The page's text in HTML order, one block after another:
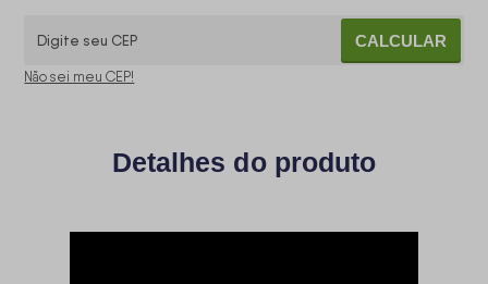
CALCULAR
Não sei meu CEP!
Detalhes do produto